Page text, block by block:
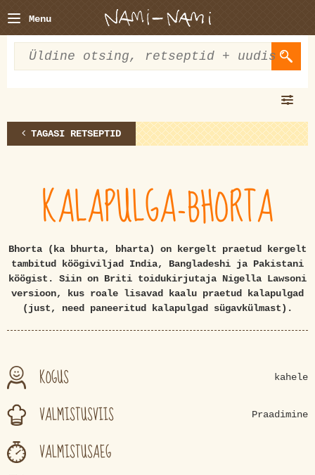
Menu
TAGASI RETSEPTID
KALAPULGA-BHORTA
Bhorta (ka bhurta, bharta) on kergelt praetud kergelt
tambitud köögiviljad India, Bangladeshi ja Pakistani
köögist. Siin on Briti toidukirjutaja Nigella Lawsoni
versioon, kus roale lisavad kaalu praetud kalapulgad
(just, need paneeritud kalapulgad sügavkülmast).
KOGUS kahele
VALMISTUSVIIS Praadimine
VALMISTUSAEG